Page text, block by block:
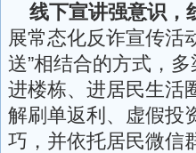
线下宣讲强意识，
展常态化反诈宣传活
送”相结合的方式，
进楼栋、进居民生活
解刷单返利、虚假投
巧，并依托居民微信